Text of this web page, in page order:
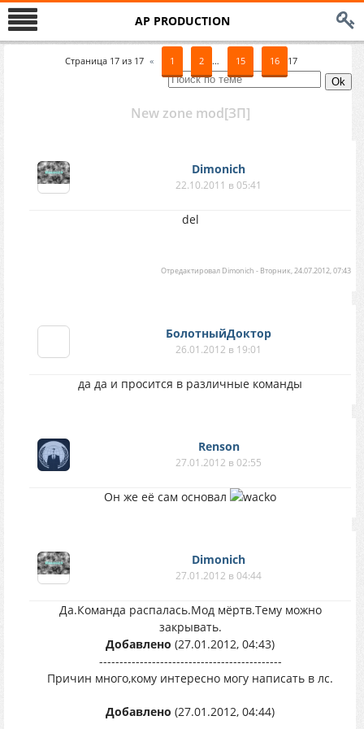
AP PRODUCTION
Страница 17из 17 « 1 2 … 15 16 17
New zone mod[ЗП]
Dimonich
22.10.2011 в 05:41
del
Отредактировал Dimonich - Вторник, 24.07.2012, 07:43
БолотныйДоктор
26.01.2012 в 19:01
да да и просится в различные команды
Renson
27.01.2012 в 02:55
Он же её сам основал
Dimonich
27.01.2012 в 04:44
Да.Команда распалась.Мод мёртв.Тему можно
закрывать.
Добавлено (27.01.2012, 04:43)
---------------------------------------------
Причин много,кому интересно могу написать в лс.
Добавлено (27.01.2012, 04:44)